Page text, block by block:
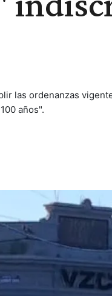
las ordenanzas
años".